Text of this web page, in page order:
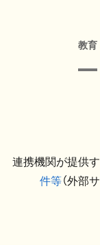
教育
連携機関が提供
件等（外部